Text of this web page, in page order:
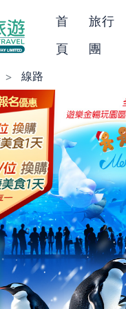
首
頁
旅行
團
線路